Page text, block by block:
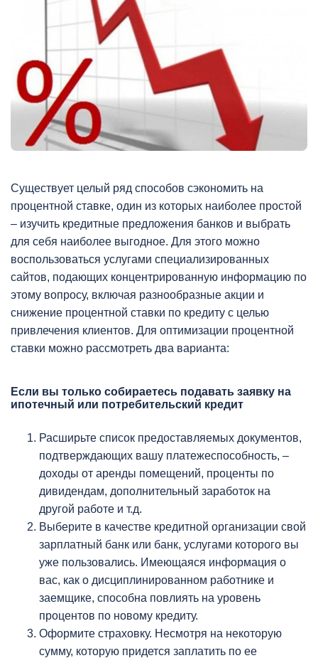
Существует целый ряд способов сэкономить на
процентной ставке, один из которых наиболее простой
– изучить кредитные предложения банков и выбрать
для себя наиболее выгодное. Для этого можно
воспользоваться услугами специализированных
сайтов, подающих концентрированную информацию по
этому вопросу, включая разнообразные акции и
снижение процентной ставки по кредиту с целью
привлечения клиентов. Для оптимизации процентной
ставки можно рассмотреть два варианта:
Если вы только собираетесь подавать заявку на
ипотечный или потребительский кредит
Расширьте список предоставляемых документов,
подтверждающих вашу платежеспособность, –
доходы от аренды помещений, проценты по
дивидендам, дополнительный заработок на
другой работе и т.д.
Выберите в качестве кредитной организации свой
зарплатный банк или банк, услугами которого вы
уже пользовались. Имеющаяся информация о
вас, как о дисциплинированном работнике и
заемщике, способна повлиять на уровень
процентов по новому кредиту.
Оформите страховку. Несмотря на некоторую
сумму, которую придется заплатить по ее